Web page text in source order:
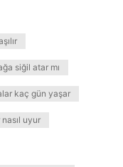
siğil atar mı
kaç gün yaşar
uyur